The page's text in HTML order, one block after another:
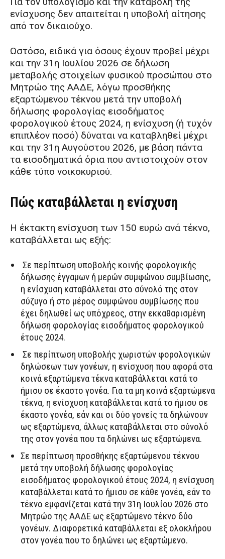
ενίσχυσης δεν απαιτείται η υποβολή αίτησης
από τον δικαιούχο.
Ωστόσο, ειδικά για όσους έχουν προβεί μέχρι
και την 31η Ιουλίου 2026 σε δήλωση
μεταβολής στοιχείων φυσικού προσώπου στο
Μητρώο της ΑΑΔΕ, λόγω προσθήκης
εξαρτώμενου τέκνου μετά την υποβολή
δήλωσης φορολογίας εισοδήματος
φορολογικού έτους 2024, η ενίσχυση (ή τυχόν
επιπλέον ποσό) δύναται να καταβληθεί μέχρι
και την 31η Αυγούστου 2026, με βάση πάντα
τα εισοδηματικά όρια που αντιστοιχούν στον
κάθε τύπο νοικοκυριού.
Πώς καταβάλλεται η ενίσχυση
Η έκτακτη ενίσχυση των 150 ευρώ ανά τέκνο,
καταβάλλεται ως εξής:
Σε περίπτωση υποβολής κοινής φορολογικής
δήλωσης έγγαμων ή μερών συμφώνου συμβίωσης,
η ενίσχυση καταβάλλεται στο σύνολό της στον
σύζυγο ή στο μέρος συμφώνου συμβίωσης που
έχει δηλωθεί ως υπόχρεος, στην εκκαθαρισμένη
δήλωση φορολογίας εισοδήματος φορολογικού
έτους 2024.
Σε περίπτωση υποβολής χωριστών φορολογικών
δηλώσεων των γονέων, η ενίσχυση που αφορά στα
κοινά εξαρτώμενα τέκνα καταβάλλεται κατά το
ήμισυ σε έκαστο γονέα. Για τα μη κοινά εξαρτώμενα
τέκνα, η ενίσχυση καταβάλλεται κατά το ήμισυ σε
έκαστο γονέα, εάν και οι δύο γονείς τα δηλώνουν
ως εξαρτώμενα, άλλως καταβάλλεται στο σύνολό
της στον γονέα που τα δηλώνει ως εξαρτώμενα.
Σε περίπτωση προσθήκης εξαρτώμενου τέκνου
μετά την υποβολή δήλωσης φορολογίας
εισοδήματος φορολογικού έτους 2024, η ενίσχυση
καταβάλλεται κατά το ήμισυ σε κάθε γονέα, εάν το
τέκνο εμφανίζεται κατά την 31η Ιουλίου 2026 στο
Μητρώο της ΑΑΔΕ ως εξαρτώμενο τέκνο δύο
γονέων. Διαφορετικά καταβάλλεται εξ ολοκλήρου
στον γονέα που το δηλώνει ως εξαρτώμενο.